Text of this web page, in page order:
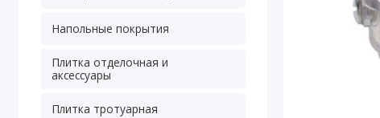
Напольные покрытия
Плитка отделочная и
аксессуары
Плитка тротуарная